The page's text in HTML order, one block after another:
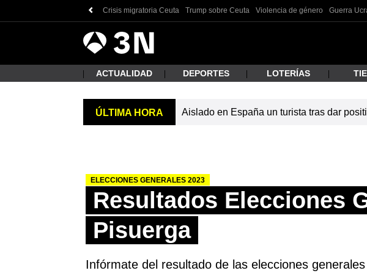
Crisis migratoria Ceuta Trump sobre Ceuta Violencia de género Guerra
3
Noticias
Buscar
ACTUALIDAD DEPORTES LOTERÍAS
ÚLTIMA HORA Aislado en España un turista tras dar
ELECCIONES GENERALES 2023
Resultados Elecciones
Pisuerga
Infórmate del resultado de las elecciones